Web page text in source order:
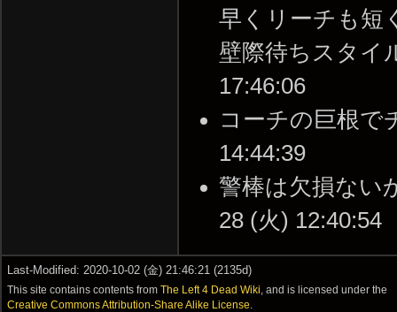
早くリーチも短
壁際待ちスタイ
17:46:06
コーチの巨根で
14:44:39
警棒は欠損ない
28 (火) 12:40:54
Last-Modified: 2020-10-02 (金) 21:46:21 (2135d)
This site contains contents fromThe Left 4 Dead Wiki , and is licensed under the
Creative Commons Attribution-Share Alike License